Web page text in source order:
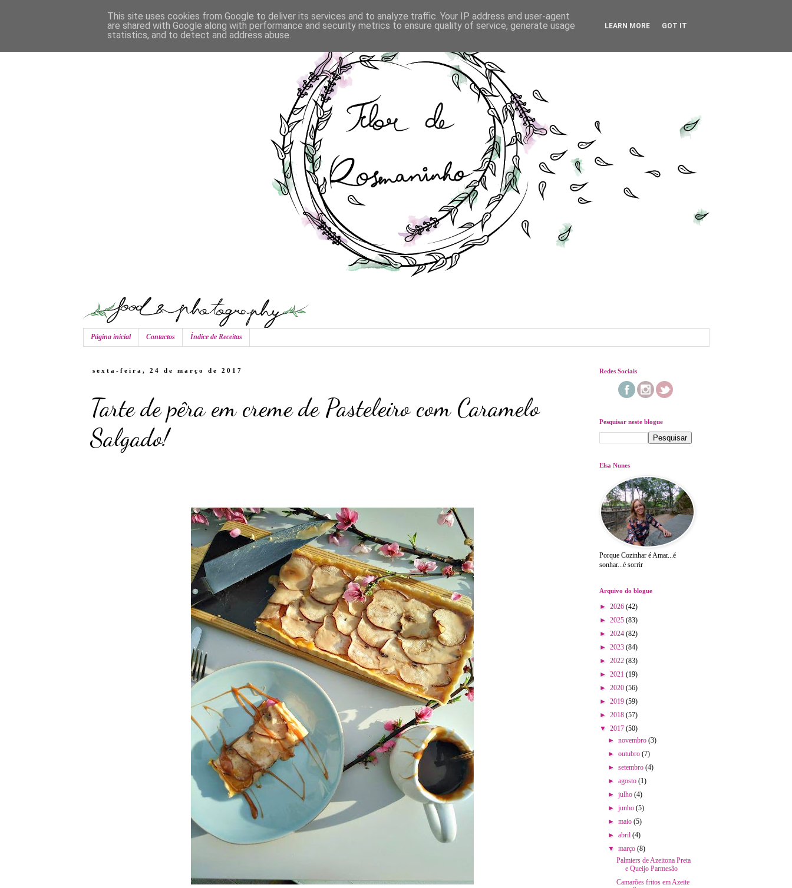
Página inicial Contactos Índice de Receitas
sexta-feira, 24 de março de 2017
Tarte de pêra em creme de Pasteleiro com Caramelo
Salgado!
Redes Sociais
Pesquisar neste blogue
Elsa Nunes
Porque Cozinhar é Amar...é
sonhar...é sorrir
Arquivo do blogue
► 2026 (42)
► 2025 (83)
► 2024 (82)
► 2023 (84)
► 2022 (83)
► 2021 (19)
► 2020 (56)
► 2019 (59)
► 2018 (57)
▼ 2017 (50)
► novembro (3)
► outubro (7)
► setembro (4)
► agosto (1)
► julho (4)
► junho (5)
► maio (5)
► abril (4)
▼ março (8)
Palmiers de Azeitona Preta
e Queijo Parmesão
Camarões fritos em Azeite
This site uses cookies from Google to deliver its services and to analyze traffic. Your IP address and user-agent
are shared with Google along with performance and security metrics to ensure quality of service, generate usage
statistics, and to detect and address abuse.
LEARN MORE GOT IT